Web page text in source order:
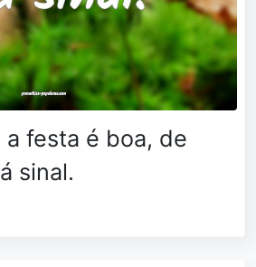
a festa é boa, de
sinal.